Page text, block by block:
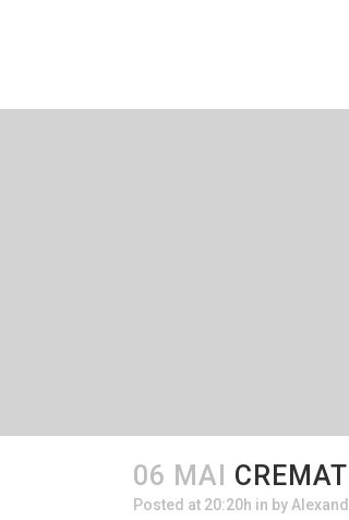
06 MAI
Posted at 20:20h in by